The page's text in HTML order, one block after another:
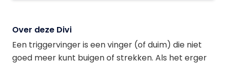
Over deze Divi
Een triggervinger is een vinger (of duim) die niet
goed meer kunt buigen of strekken. Als het erger